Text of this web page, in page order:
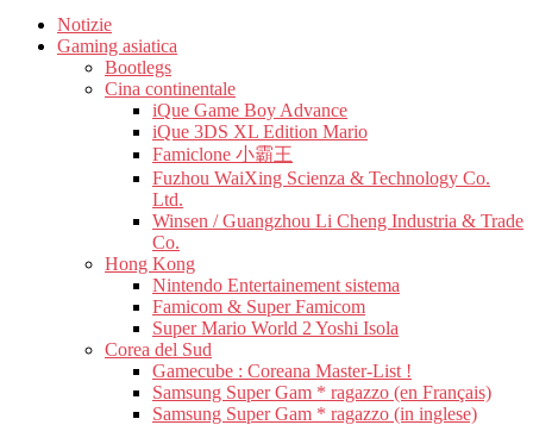
Notizie
Gaming asiatica
Bootlegs
Cina continentale
iQue Game Boy Advance
iQue 3DS XL Edition Mario
Famiclone 小霸王
Fuzhou WaiXing Scienza & Technology Co.
Ltd.
Winsen / Guangzhou Li Cheng Industria & Trade
Co.
Hong Kong
Nintendo Entertainement sistema
Famicom & Super Famicom
Super Mario World 2 Yoshi Isola
Corea del Sud
Gamecube : Coreana Master-List !
Samsung Super Gam * ragazzo (en Français)
Samsung Super Gam * ragazzo (in inglese)